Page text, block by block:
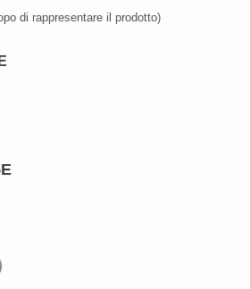
di rappresentare il prodotto)